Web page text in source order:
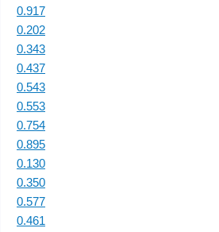
0.917
0.202
0.343
0.437
0.543
0.553
0.754
0.895
0.130
0.350
0.577
0.461